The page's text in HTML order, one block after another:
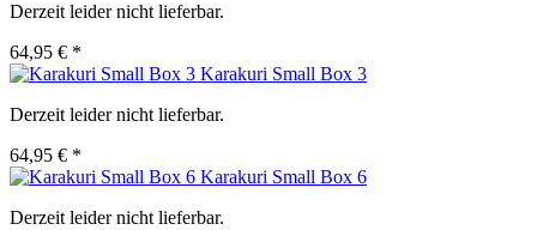
Derzeit leider nicht lieferbar.
64,95 € *
Karakuri Small Box 3
Derzeit leider nicht lieferbar.
64,95 € *
Karakuri Small Box 6
Derzeit leider nicht lieferbar.